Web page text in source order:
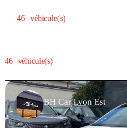
46 véhicule(s)
BH Car Lyon Est
46 véhicule(s)